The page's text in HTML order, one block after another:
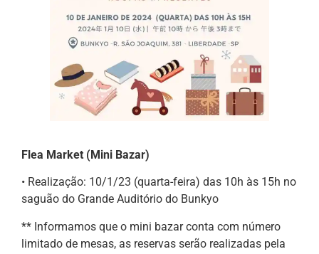
Flea Market (Mini Bazar)
• Realização: 10/1/23 (quarta-feira) das 10h às 15h no
saguão do Grande Auditório do Bunkyo
** Informamos que o mini bazar conta com número
limitado de mesas, as reservas serão realizadas pela